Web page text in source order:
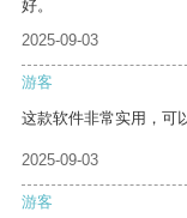
好。
2025-09-03
游客
这款软件非常实用，可
2025-09-03
游客